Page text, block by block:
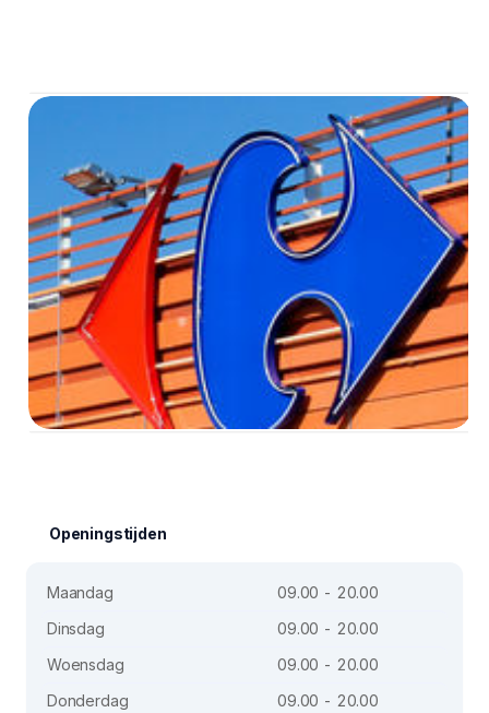
Openingstijden
Maandag
09.00 - 20.00
Dinsdag
09.00 - 20.00
Woensdag
09.00 - 20.00
Donderdag
09.00 - 20.00